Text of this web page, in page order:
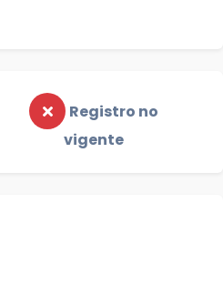
Registro no
vigente